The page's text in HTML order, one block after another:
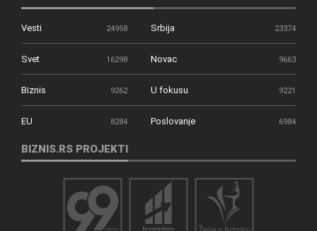
Vesti 24958 Srbija 23374
Svet 16298 Novac 9663
Biznis 9262 U fokusu 9221
EU 8284 Poslovanje 6984
BIZNIS.RS PROJEKTI